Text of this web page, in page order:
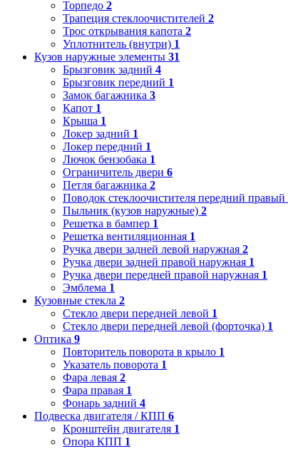
Торпедо 2
Трапеция стеклоочистителей 2
Трос открывания капота 2
Уплотнитель (внутри) 1
Кузов наружные элементы 31
Брызговик задний 4
Брызговик передний 1
Замок багажника 3
Капот 1
Крыша 1
Локер задний 1
Локер передний 1
Лючок бензобака 1
Ограничитель двери 6
Петля багажника 2
Поводок стеклоочистителя передний правый
Пыльник (кузов наружные) 2
Решетка в бампер 1
Решетка вентиляционная 1
Ручка двери задней левой наружная 2
Ручка двери задней правой наружная 1
Ручка двери передней правой наружная 1
Эмблема 1
Кузовные стекла 2
Стекло двери передней левой 1
Стекло двери передней левой (форточка) 1
Оптика 9
Повторитель поворота в крыло 1
Указатель поворота 1
Фара левая 2
Фара правая 1
Фонарь задний 4
Подвеска двигателя / КПП 6
Кронштейн двигателя 1
Опора КПП 1